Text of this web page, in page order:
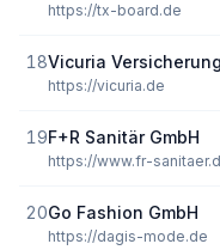
https://tx-board.de
18Vicuria
https://vicuria.de
19F+R Sanitär GmbH
https://www.fr-
20Go Fashion GmbH
https://dagis-mode.de